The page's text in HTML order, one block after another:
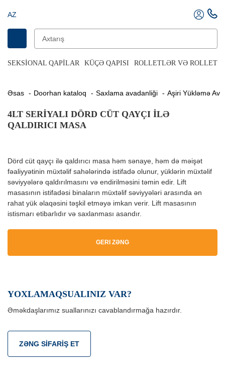
AZ
SEKSIONAL QAPILAR KÜÇƏ QAPISI ROLLETLƏR VƏ ROLLET
Əsas Doorhan kataloq Saxlama avadanliği Aşiri Yükləmə
4LT SERIYALI DÖRD CÜT QAYÇI ILƏ
QALDIRICI MASA
Dörd cüt qayçı ilə qaldırıcı masa həm sənaye, həm də məişət
fəaliyyətinin müxtəlif sahələrində istifadə olunur, yüklərin müxtəlif
səviyyələrə qaldırılmasını və endirilməsini təmin edir. Lift
masasının istifadəsi binaların müxtəlif səviyyələri arasında ən
rahat yük əlaqəsini təşkil etməyə imkan verir. Lift masasının
istismarı etibarlıdır və saxlanması asandır.
GERI ZƏNG
YOXLAMAQSUALINIZ VAR?
Əməkdaşlarımız suallarınızı cavablandırmağa hazırdır.
ZƏNG SIFARIŞ ET